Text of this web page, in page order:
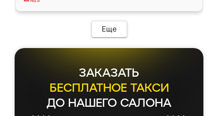
Еще
ЗАКАЗАТЬ
БЕСПЛАТНОЕ ТАКСИ
ДО НАШЕГО САЛОНА